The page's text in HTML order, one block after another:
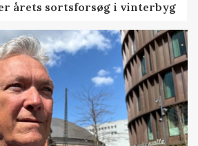
årets sortsforsøg i vinterbyg